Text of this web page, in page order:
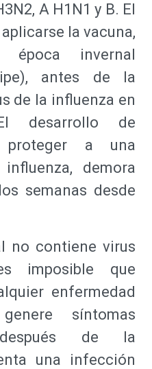
A H1N1 y B. El
la vacuna,
invernal
antes de la
de la influenza en
desarrollo de
proteger a una
demora
semanas desde
no contiene virus
imposible que
enfermedad
síntomas
después de la
una infección